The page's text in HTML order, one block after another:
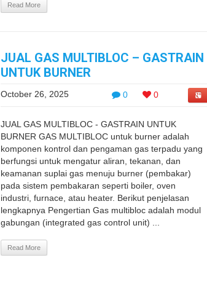
Read More
JUAL GAS MULTIBLOC – GASTRAIN
UNTUK BURNER
0 0
October 26, 2025
JUAL GAS MULTIBLOC - GASTRAIN UNTUK
BURNER GAS MULTIBLOC untuk burner adalah
komponen kontrol dan pengaman gas terpadu yang
berfungsi untuk mengatur aliran, tekanan, dan
keamanan suplai gas menuju burner (pembakar)
pada sistem pembakaran seperti boiler, oven
industri, furnace, atau heater. Berikut penjelasan
lengkapnya Pengertian Gas multibloc adalah modul
gabungan (integrated gas control unit) ...
Read More